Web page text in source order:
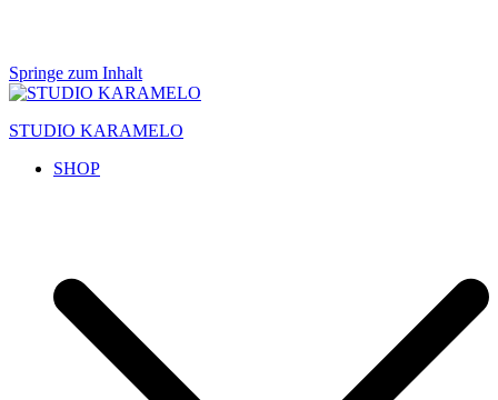
Springe zum Inhalt
STUDIO KARAMELO
SHOP